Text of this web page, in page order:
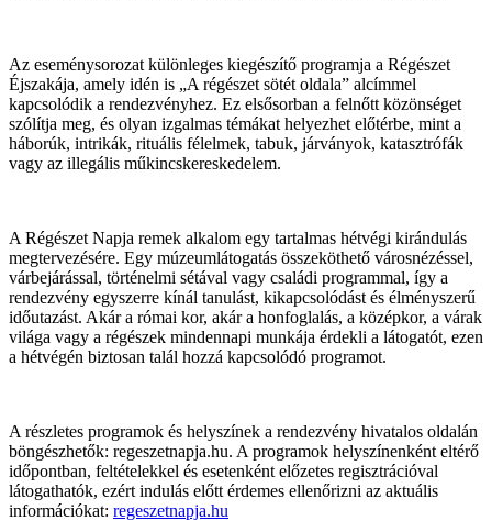
Az eseménysorozat különleges kiegészítő programja a Régészet
Éjszakája, amely idén is „A régészet sötét oldala” alcímmel
kapcsolódik a rendezvényhez. Ez elsősorban a felnőtt közönséget
szólítja meg, és olyan izgalmas témákat helyezhet előtérbe, mint a
háborúk, intrikák, rituális félelmek, tabuk, járványok, katasztrófák
vagy az illegális műkincskereskedelem.
A Régészet Napja remek alkalom egy tartalmas hétvégi kirándulás
megtervezésére. Egy múzeumlátogatás összeköthető városnézéssel,
várbejárással, történelmi sétával vagy családi programmal, így a
rendezvény egyszerre kínál tanulást, kikapcsolódást és élményszerű
időutazást. Akár a római kor, akár a honfoglalás, a középkor, a várak
világa vagy a régészek mindennapi munkája érdekli a látogatót, ezen
a hétvégén biztosan talál hozzá kapcsolódó programot.
A részletes programok és helyszínek a rendezvény hivatalos oldalán
böngészhetők: regeszetnapja.hu. A programok helyszínenként eltérő
időpontban, feltételekkel és esetenként előzetes regisztrációval
látogathatók, ezért indulás előtt érdemes ellenőrizni az aktuális
információkat: regeszetnapja.hu